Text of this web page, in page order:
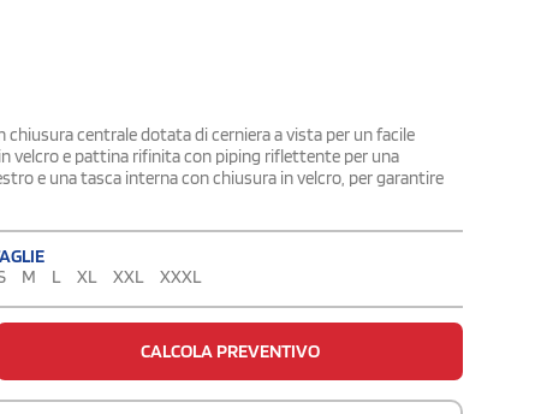
chiusura centrale dotata di cerniera a vista per un facile
velcro e pattina rifinita con piping riflettente per una
e una tasca interna con chiusura in velcro, per garantire
M L XL XXL XXXL
CALCOLA PREVENTIVO